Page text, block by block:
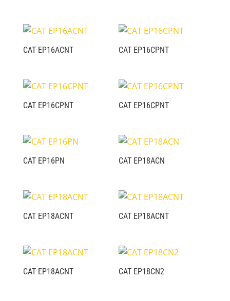
CAT EP16ACNT CAT EP16CPNT
CAT EP16CPNT CAT EP16CPNT
CAT EP16PN CAT EP18ACN
CAT EP18ACNT CAT EP18ACNT
CAT EP18ACNT CAT EP18CN2